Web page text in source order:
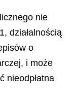
nie
działalnością
o
i może
nieodpłatna